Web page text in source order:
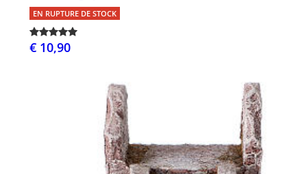
EN RUPTURE DE STOCK
€ 10,90